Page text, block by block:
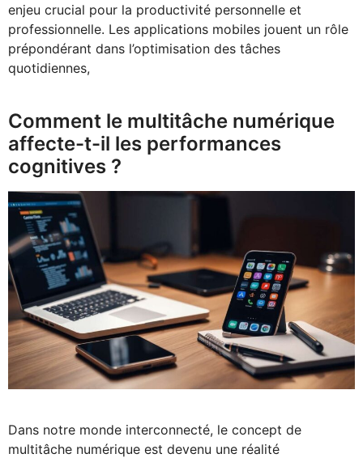
enjeu crucial pour la productivité personnelle et
professionnelle. Les applications mobiles jouent un rôle
prépondérant dans l’optimisation des tâches
quotidiennes,
Comment le multitâche numérique
affecte-t-il les performances
cognitives ?
Dans notre monde interconnecté, le concept de
multitâche numérique est devenu une réalité